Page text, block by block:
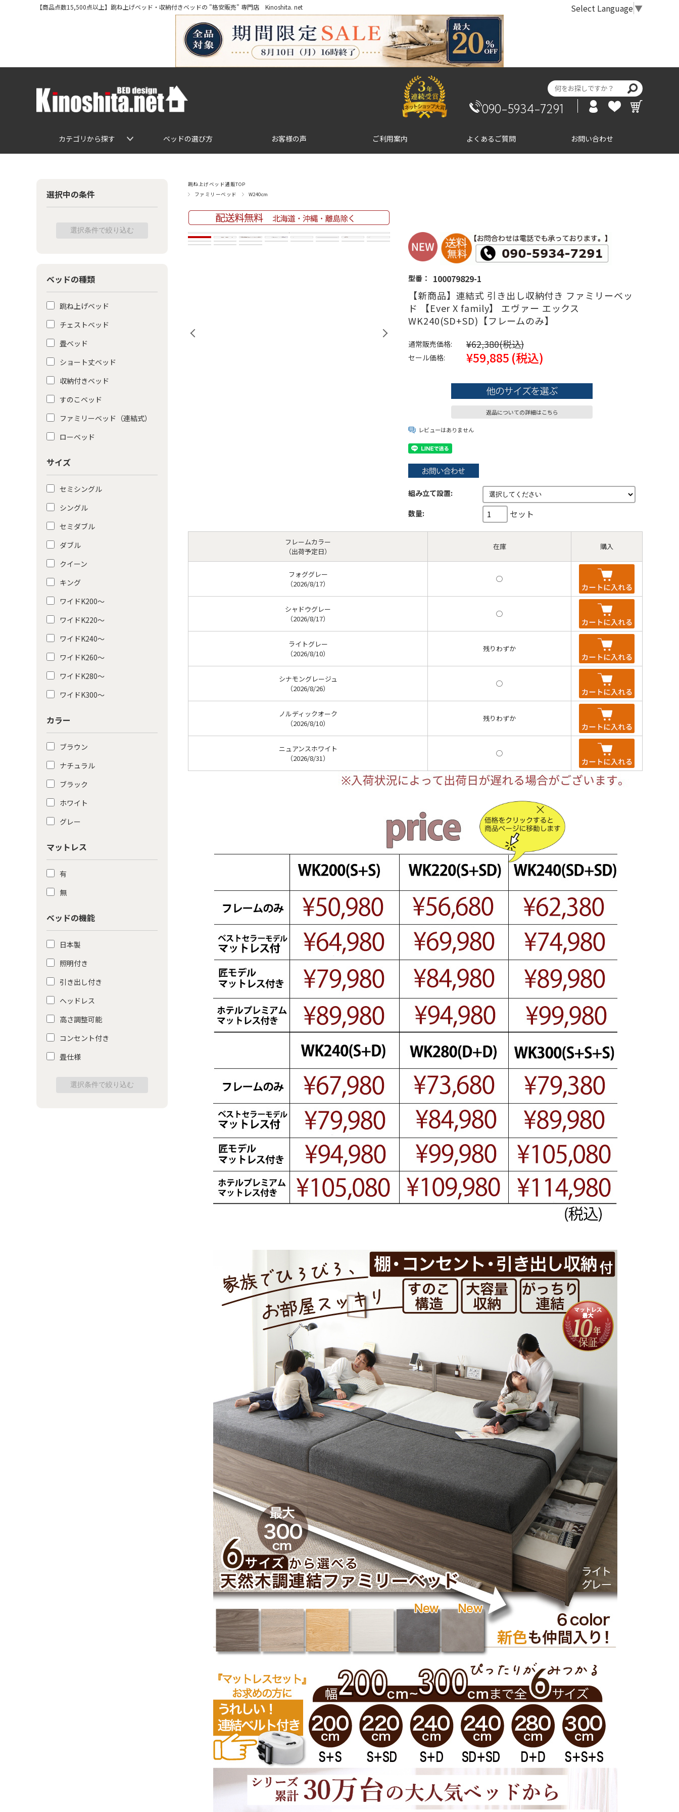
【商品点数15,500点以上】跳ね上げベッド・収納付きベッドの "格安販売" 専門店 Kinoshita. net Select Language▼
090-5934-7291
カテゴリから探す ベッドの選び方 お客様の声 ご利用案内 よくあるご質問 お問い合わせ
跳ね上げベッド通販TOP
ファミリーベッド
W240cm
型番： 100079829-1
【新商品】連結式 引き出し収納付き ファミリーベッ
ド 【Ever X family】 エヴァー エックス
WK240(SD+SD)【フレームのみ】
通常販売価格: ¥62,380(税込)
セール価格: ¥59,885 (税込)
返品についての詳細はこちら
レビューはありません
組み立て設置:
数量:
セット
フレームカラー
（出荷予定日）
在庫 購入
フォググレー
（2026/8/17）
◯
シャドウグレー
（2026/8/17）
◯
ライトグレー
（2026/8/10）
残りわずか
シナモングレージュ
（2026/8/26）
◯
ノルディックオーク
（2026/8/10）
残りわずか
ニュアンスホワイト
（2026/8/31）
◯
選択中の条件
ベッドの種類
跳ね上げベッド
チェストベッド
畳ベッド
ショート丈ベッド
収納付きベッド
すのこベッド
ファミリーベッド（連結式）
ローベッド
サイズ
セミシングル
シングル
セミダブル
ダブル
クイーン
キング
ワイドK200〜
ワイドK220〜
ワイドK240〜
ワイドK260〜
ワイドK280〜
ワイドK300〜
カラー
ブラウン
ナチュラル
ブラック
ホワイト
グレー
マットレス
有
無
ベッドの機能
日本製
照明付き
引き出し付き
ヘッドレス
高さ調整可能
コンセント付き
畳仕様